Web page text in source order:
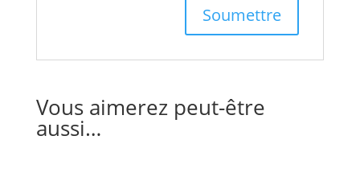
Vous aimerez peut-être
aussi…